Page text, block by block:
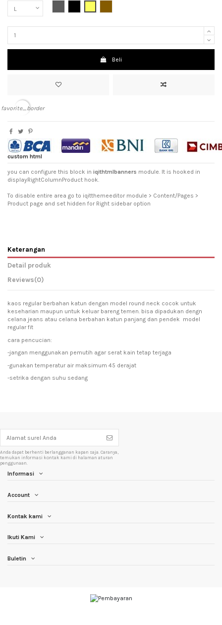
Beli
favorite_border
custom html
you can configure this block in iqithtmlbanners module. It is hooked in
displayRightColumnProduct hook.
To disable entire area go to iqitthemeeditor module > Content/Pages >
Product page and set hidden for Right sidebar option
Keterangan
Detail produk
Reviews(0)
kaos regular berbahan katun dengan model round neck cocok untuk
keseharian maupun untuk keluar bareng temen. bisa dipadukan dengn
celana jeans atau celana berbahan katun panjang dan pendek model
regular fit
cara pencucian:
-jangan menggunakan pemutih agar serat kain tetap terjaga
-gunakan temperatur air maksimum 45 derajat
-setrika dengan suhu sedang
Anda dapat berhenti berlangganan kapan saja. Caranya,
temukan informasi kontak kami di halaman aturan
penggunaan.
Informasi
Account
Kontak kami
Ikuti Kami
Buletin